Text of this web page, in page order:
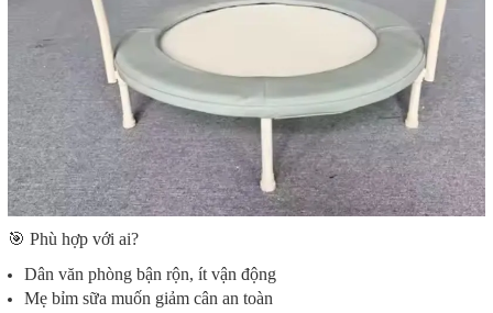
🎯 Phù hợp với ai?
Dân văn phòng bận rộn, ít vận động
Mẹ bỉm sữa muốn giảm cân an toàn